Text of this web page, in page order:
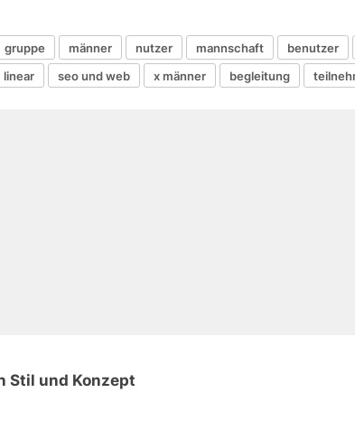
gruppe männer nutzer mannschaft benutzer
linear seo und web x männer begleitung
Stil und Konzept